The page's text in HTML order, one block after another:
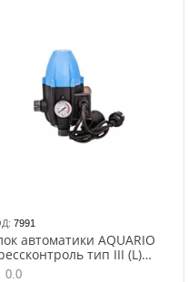
7991
автоматики AQUARIO
тип III (L)
0.0